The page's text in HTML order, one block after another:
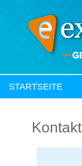
STARTSEITE
Kontakt